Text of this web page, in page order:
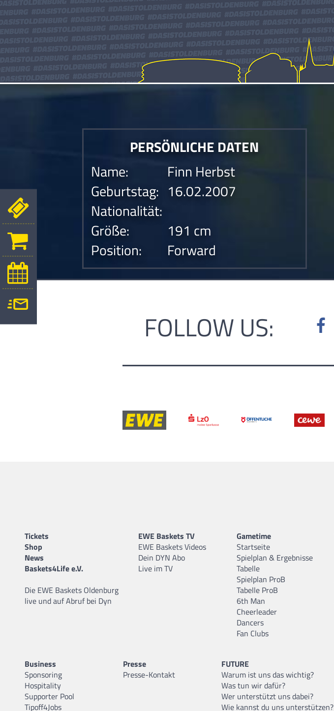
PERSÖNLICHE DATEN
Name:
Finn Herbst
Geburtstag: 16.02.2007
Nationalität:
Größe:
191 cm
Position:
Forward
FOLLOW US:
Tickets
Shop
News
Baskets4Life e.V.
Die EWE Baskets Oldenburg
live und auf Abruf bei Dyn
EWE Baskets TV
EWE Baskets Videos
Dein DYN Abo
Live im TV
Gametime
Startseite
Spielplan & Ergebnisse
Tabelle
Spielplan ProB
Tabelle ProB
6th Man
Cheerleader
Dancers
Fan Clubs
Business
Sponsoring
Hospitality
Supporter Pool
Tipoff4Jobs
Presse
Presse-Kontakt
FUTURE
Warum ist uns das wichtig?
Was tun wir dafür?
Wer unterstützt uns dabei?
Wie kannst du uns unterstützen?